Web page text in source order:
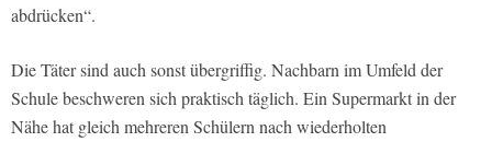
abdrücken“.
Die Täter sind auch sonst übergriffig. Nachbarn im Umfeld der
Schule beschweren sich praktisch täglich. Ein Supermarkt in der
Nähe hat gleich mehreren Schülern nach wiederholten